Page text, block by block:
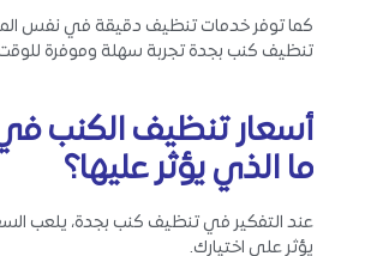
كما توفر خدمات تنظيف دقيقة في نفس
تنظيف كنب بجدة تجربة سهلة وموفرة
أسعار تنظيف الكنب
ما الذي يؤثر عليها؟
عند التفكير في تنظيف كنب بجدة، يلعب
يؤثر على اختيارك.